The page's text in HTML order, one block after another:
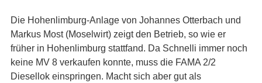
Die Hohenlimburg-Anlage von Johannes Otterbach und
Markus Most (Moselwirt) zeigt den Betrieb, so wie er
früher in Hohenlimburg stattfand. Da Schnelli immer noch
keine MV 8 verkaufen konnte, muss die FAMA 2/2
Diesellok einspringen. Macht sich aber gut als